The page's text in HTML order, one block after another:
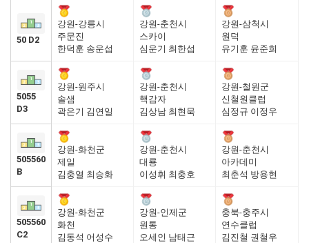
50 D2
강원-강릉시
주문진
한덕훈 송운섭
강원-춘천시
스카이
심운기 최한섭
강원-삼척시
원덕
유기훈 윤준희
5055
D3
강원-원주시
솔샘
곽은기 김연일
강원-춘천시
핵감자
김상남 최현묵
강원-철원군
신철원클럽
심정규 이정우
505560
B
강원-화천군
제일
김충열 최승화
강원-춘천시
대룡
이성휘 최충호
강원-춘천시
아카데미
최춘석 방용현
505560
C2
강원-화천군
화천
김동석 어성수
강원-인제군
원통
오세인 남태근
충북-충주시
연수클럽
김진철 권철우